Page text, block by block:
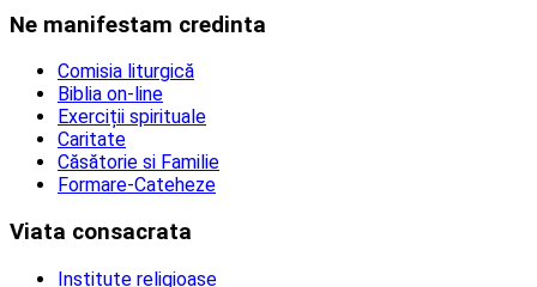
Ne manifestam credinta
Comisia liturgică
Biblia on-line
Exerciții spirituale
Caritate
Căsătorie si Familie
Formare-Cateheze
Viata consacrata
Institute religioase